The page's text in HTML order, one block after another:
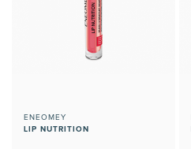
ENEOMEY
LIP NUTRITION